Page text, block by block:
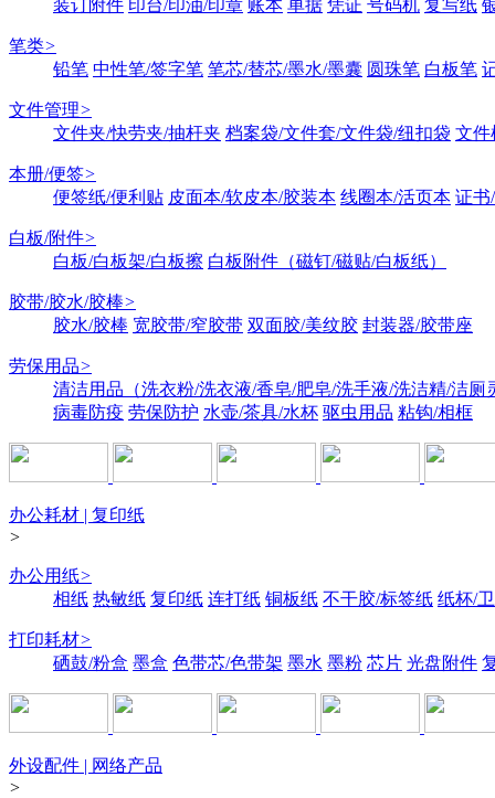
装订附件 印台/印油/印章 账本 单据 凭证 号码机 复写纸
笔类>
铅笔 中性笔/签字笔 笔芯/替芯/墨水/墨囊 圆珠笔 白板笔
文件管理>
文件夹/快劳夹/抽杆夹 档案袋/文件套/文件袋/纽扣袋 文件
本册/便签>
便签纸/便利贴 皮面本/软皮本/胶装本 线圈本/活页本 证书
白板/附件>
白板/白板架/白板擦 白板附件（磁钉/磁贴/白板纸）
胶带/胶水/胶棒>
胶水/胶棒 宽胶带/窄胶带 双面胶/美纹胶 封装器/胶带座
劳保用品>
清洁用品（洗衣粉/洗衣液/香皂/肥皂/洗手液/洗洁精/洁厕
病毒防疫 劳保防护 水壶/茶具/水杯 驱虫用品 粘钩/相框
办公耗材 | 复印纸
>
办公用纸>
相纸 热敏纸 复印纸 连打纸 铜板纸 不干胶/标签纸 纸杯/
打印耗材>
硒鼓/粉盒 墨盒 色带芯/色带架 墨水 墨粉 芯片 光盘附件
外设配件 | 网络产品
>